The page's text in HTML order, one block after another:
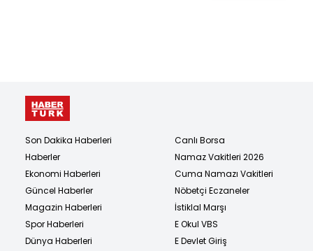
Son Dakika Haberleri
Haberler
Ekonomi Haberleri
Güncel Haberler
Magazin Haberleri
Spor Haberleri
Dünya Haberleri
Canlı Borsa
Namaz Vakitleri 2026
Cuma Namazı Vakitleri
Nöbetçi Eczaneler
İstiklal Marşı
E Okul VBS
E Devlet Giriş